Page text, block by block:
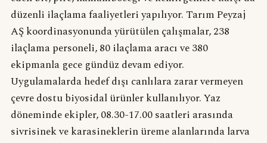
düzenli ilaçlama faaliyetleri yapılıyor. Tarım Peyzaj
AŞ koordinasyonunda yürütülen çalışmalar, 238
ilaçlama personeli, 80 ilaçlama aracı ve 380
ekipmanla gece gündüz devam ediyor.
Uygulamalarda hedef dışı canlılara zarar vermeyen
çevre dostu biyosidal ürünler kullanılıyor. Yaz
döneminde ekipler, 08.30-17.00 saatleri arasında
sivrisinek ve karasineklerin üreme alanlarında larva